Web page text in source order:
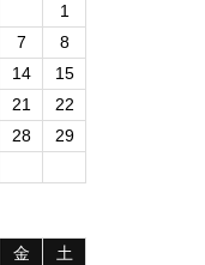
1
7
8
14
15
21
22
28
29
金
土